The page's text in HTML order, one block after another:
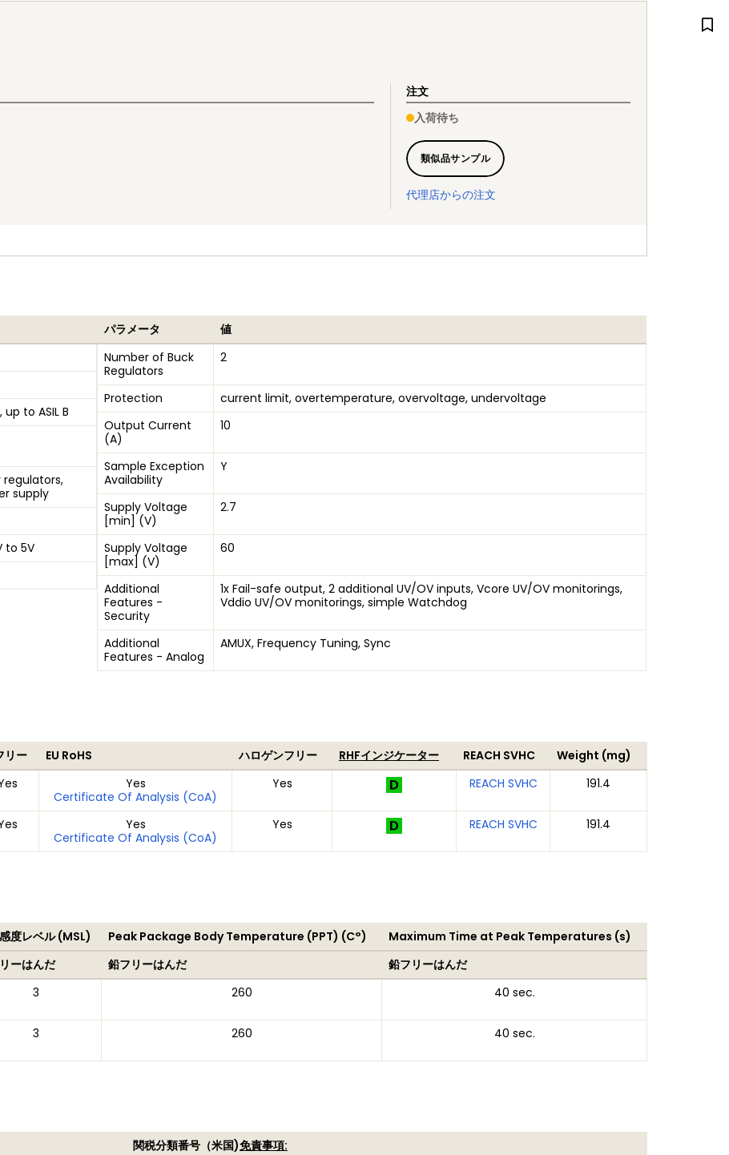
注文
入荷待ち
類似品サンプル
代理店からの注文
up to ASIL B
regulators,
supply
to 5V
パラメータ
値
Number of Buck
Regulators
2
Protection
current limit, overtemperature, overvoltage, undervoltage
Output Current
(A)
10
Sample Exception
Availability
Y
Supply Voltage
[min] (V)
2.7
Supply Voltage
[max] (V)
60
Additional
Features -
Security
1x Fail-safe output, 2 additional UV/OV inputs, Vcore UV/OV monitorings,
Vddio UV/OV monitorings, simple Watchdog
Additional
Features - Analog
AMUX, Frequency Tuning, Sync
リー EU RoHS ハロゲンフリー RHFインジケーター REACH SVHC
Weight (mg)
Yes
Certificate Of Analysis (CoA)
Yes REACH SVHC 191.4
Yes
Certificate Of Analysis (CoA)
Yes REACH SVHC 191.4
度レベル (MSL) Peak Package Body Temperature (PPT) (C°)
Maximum Time at Peak Temperatures (s)
ーはんだ
鉛フリーはんだ
鉛フリーはんだ
3 260 40 sec.
3 260 40 sec.
関税分類番号（米国)免責事項: